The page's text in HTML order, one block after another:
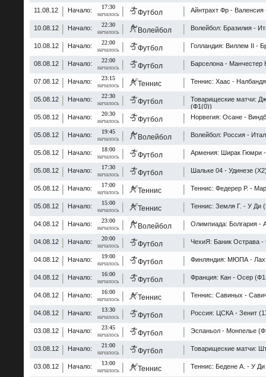
11.08.12 Начало:
17:30
началось
Футбол Айнтрахт Фр -
10.08.12 Начало:
22:30
началось
Волейбол Волейбол: Бразилия -
10.08.12 Начало:
22:00
началось
Футбол Голландия: Виллем II -
08.08.12 Начало:
22:00
началось
Футбол Барселона -
07.08.12 Начало:
23:15
началось
Теннис Теннис: Хаас -
05.08.12 Начало:
22:30
началось
Футбол
Товарищеские матчи:
(Ф1(0))
05.08.12
Начало:
20:30
началось
Футбол Норвегия: Осане -
05.08.12 Начало:
19:45
началось
Волейбол Волейбол: Россия -
05.08.12 Начало:
18:00
началось
Футбол Армения: Ширак Гюмри
05.08.12 Начало:
17:30
началось
Футбол Шальке 04 - Удинезе
05.08.12 Начало:
17:00
началось
Теннис Теннис: Федерер Р. -
05.08.12 Начало:
15:00
началось
Теннис Теннис: Земля Г. - У Ди
04.08.12 Начало:
23:00
началось
Волейбол Олимпиада: Болгария -
04.08.12 Начало:
20:00
началось
Футбол ЧехиЯ: Баник Острава -
04.08.12 Начало:
19:00
началось
Футбол Финляндия: МЮПА -
04.08.12 Начало:
16:00
началось
Футбол Франция: Кан - Осер
04.08.12 Начало:
16:00
началось
Теннис Теннис: Савиных -
04.08.12 Начало:
13:30
началось
Футбол Россия: ЦСКА - Зенит
03.08.12 Начало:
23:45
началось
Футбол Эспаньол - Монпелье
03.08.12 Начало:
21:00
началось
Футбол Товарищеские матчи:
03.08.12 Начало:
13:00
началось
Теннис Теннис: Бедене А. - У